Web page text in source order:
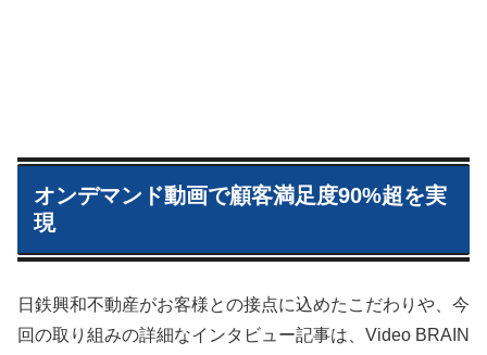
オンデマンド動画で顧客満足度90%超を実
現
日鉄興和不動産がお客様との接点に込めたこだわりや、今
回の取り組みの詳細なインタビュー記事は、Video BRAIN